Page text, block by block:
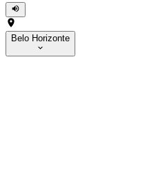
Belo Horizonte